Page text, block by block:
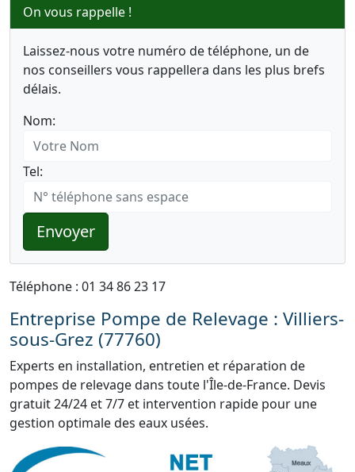
On vous rappelle !
Laissez-nous votre numéro de téléphone, un de
nos conseillers vous rappellera dans les plus brefs
délais.
Nom:
Tel:
Envoyer
Téléphone : 01 34 86 23 17
Entreprise Pompe de Relevage : Villiers-
sous-Grez (77760)
Experts en installation, entretien et réparation de
pompes de relevage dans toute l'Île-de-France. Devis
gratuit 24/24 et 7/7 et intervention rapide pour une
gestion optimale des eaux usées.